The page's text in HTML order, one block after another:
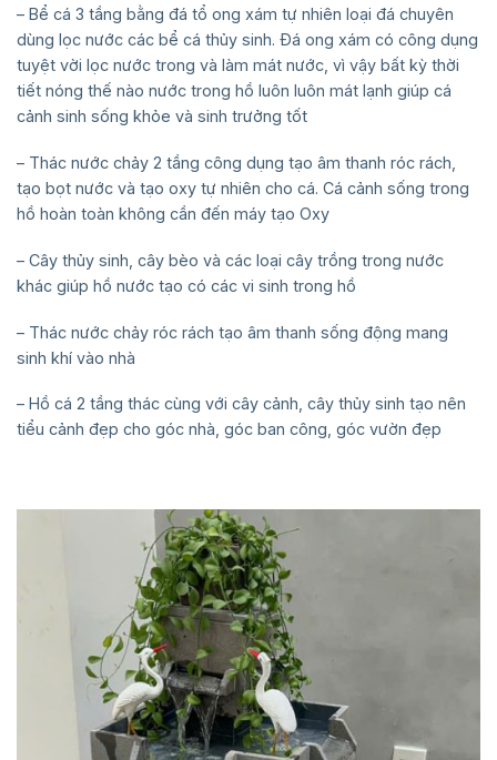
– Bể cá 3 tầng bằng đá tổ ong xám tự nhiên loại đá chuyên
dùng lọc nước các bể cá thủy sinh. Đá ong xám có công dụng
tuyệt vời lọc nước trong và làm mát nước, vì vậy bất kỳ thời
tiết nóng thế nào nước trong hồ luôn luôn mát lạnh giúp cá
cảnh sinh sống khỏe và sinh trưởng tốt
– Thác nước chảy 2 tầng công dụng tạo âm thanh róc rách,
tạo bọt nước và tạo oxy tự nhiên cho cá. Cá cảnh sống trong
hồ hoàn toàn không cần đến máy tạo Oxy
– Cây thủy sinh, cây bèo và các loại cây trồng trong nước
khác giúp hồ nước tạo có các vi sinh trong hồ
– Thác nước chảy róc rách tạo âm thanh sống động mang
sinh khí vào nhà
– Hồ cá 2 tầng thác cùng với cây cảnh, cây thủy sinh tạo nên
tiểu cảnh đẹp cho góc nhà, góc ban công, góc vườn đẹp